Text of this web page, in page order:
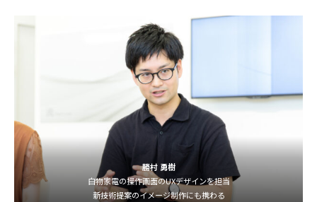
勝村 勇樹
白物家電の操作画面のUXデザインを担当
新技術提案のイメージ制作にも携わる